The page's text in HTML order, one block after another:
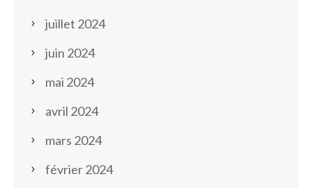
juillet 2024
juin 2024
mai 2024
avril 2024
mars 2024
février 2024